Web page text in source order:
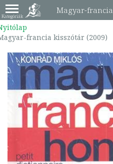
Magyar-francia
9789630587167
francia kisszótár (2009)